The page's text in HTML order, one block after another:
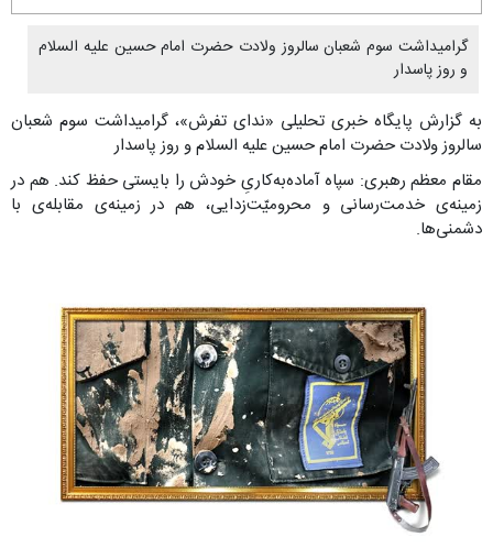
گرامیداشت سوم شعبان سالروز ولادت حضرت امام حسین علیه السلام
و روز پاسدار
به گزارش پایگاه خبری تحلیلی «ندای تفرش»، گرامیداشت سوم شعبان
سالروز ولادت حضرت امام حسین علیه السلام و روز پاسدار
مقام معظم رهبری: سپاه آماده‌به‌کاریِ خودش را بایستی حفظ کند. هم در
زمینه‌ی خدمت‌رسانی و محرومیّت‌زدایی، هم در زمینه‌ی مقابله‌ی با
دشمنی‌ها.